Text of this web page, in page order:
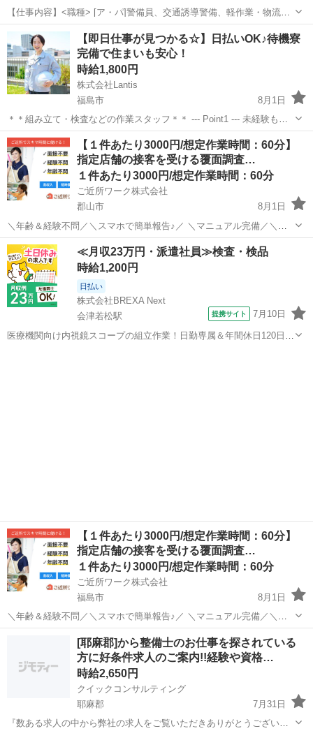
【仕事内容】<職種> [ア・パ]警備員、交通誘導警備、軽作業・物流そ
の他 <雇用形態> アルバイト・パート <給与> [ア・パ]日給12,500円～
14,700円 日勤:12,500円 夜勤:14,700円 一部日払いOK 1勤務...
アルバイト・パート
【即日仕事が見つかる☆】日払いOK♪待機寮
完備で住まいも安心！
時給1,800円
株式会社Lantis
福島市
8月1日
＊＊組み立て・検査などの作業スタッフ＊＊ --- Point1 --- 未経験も就
業OK！ 工場未経験でもご安心ください！！ 先輩スタッフがイチから
丁寧にサポート！ 未経験からスタートした方も多数活躍しています
☆...
福島 福島市 工場 スタッフ
【１件あたり3000円/想定作業時間：60分】
指定店舗の接客を受ける覆面調査…
１件あたり3000円/想定作業時間：60分
ご近所ワーク株式会社
郡山市
8月1日
＼年齢＆経験不問／＼スマホで簡単報告♪／ ＼マニュアル完備／＼ス
キマ時間のお小遣い稼ぎにぴったり／ ※業務委託なので履歴書不要で
す。 指定店舗の接客を受ける覆面調査のお仕事のお仕事です♪ 指定店
舗へ訪問する覆面調査・報告...
福島 郡山市 その他 1件
≪月収23万円・派遣社員≫検査・検品
時給1,200円
日払い
株式会社BREXA Next
会津若松駅
提携サイト 7月10日
医療機関向け内視鏡スコープの組立作業！日勤専属＆年間休日120日
【１件あたり3000円/想定作業時間：60分】
指定店舗の接客を受ける覆面調査…
１件あたり3000円/想定作業時間：60分
ご近所ワーク株式会社
福島市
8月1日
＼年齢＆経験不問／＼スマホで簡単報告♪／ ＼マニュアル完備／＼ス
キマ時間のお小遣い稼ぎにぴったり／ ※業務委託なので履歴書不要で
舗へ訪問する覆面調査・報告...
その他
[耶麻郡]から整備士のお仕事を探されている
方に好条件求人のご案内!!経験や資格…
時給2,650円
クイックコンサルティング
耶麻郡
7月31日
『数ある求人の中から弊社の求人をご覧いただきありがとうございま